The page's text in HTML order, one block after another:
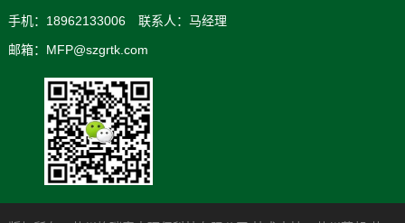
手机：18962133006 联系人：马经理
邮箱：MFP@szgrtk.com